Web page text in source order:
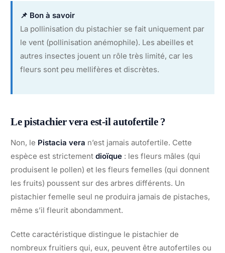
📌 Bon à savoir
La pollinisation du pistachier se fait uniquement par
le vent (pollinisation anémophile). Les abeilles et
autres insectes jouent un rôle très limité, car les
fleurs sont peu mellifères et discrètes.
Le pistachier vera est-il autofertile ?
Non, le Pistacia vera n’est jamais autofertile. Cette
espèce est strictement dioïque : les fleurs mâles (qui
produisent le pollen) et les fleurs femelles (qui donnent
les fruits) poussent sur des arbres différents. Un
pistachier femelle seul ne produira jamais de pistaches,
même s’il fleurit abondamment.
Cette caractéristique distingue le pistachier de
nombreux fruitiers qui, eux, peuvent être autofertiles ou